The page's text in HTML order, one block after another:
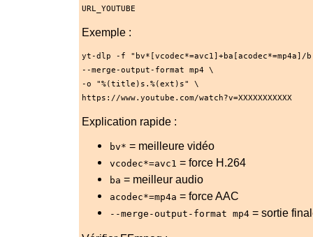
URL_YOUTUBE
Exemple :
yt-dlp -f
"bv*[vcodec*=avc1]+ba[acodec*=mp4a]/
--merge-output-format mp4 \
-o
"%(title)s.%(ext)s"
\
https://www.youtube.com/watch?v=XXXXXXXXXXX
Explication rapide :
bv* = meilleure vidéo
vcodec*=avc1 = force H.264
ba = meilleur audio
acodec*=mp4a = force AAC
--merge-output-format mp4 = sortie